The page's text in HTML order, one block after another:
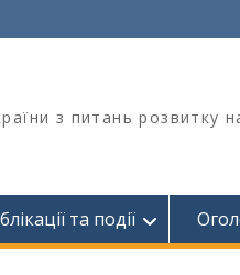
з питань розвитку
та події